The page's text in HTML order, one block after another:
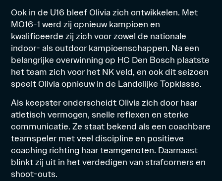
Ook in de U16 bleef Olivia zich ontwikkelen. Met
MO16-1 werd zij opnieuw kampioen en
kwalificeerde zij zich voor zowel de nationale
indoor- als outdoor kampioenschappen. Na een
belangrijke overwinning op HC Den Bosch plaatste
het team zich voor het NK veld, en ook dit seizoen
speelt Olivia opnieuw in de Landelijke Topklasse.
Als keepster onderscheidt Olivia zich door haar
atletisch vermogen, snelle reflexen en sterke
communicatie. Ze staat bekend als een coachbare
teamspeler met veel discipline en positieve
coaching richting haar teamgenoten. Daarnaast
blinkt zij uit in het verdedigen van strafcorners en
shoot-outs.